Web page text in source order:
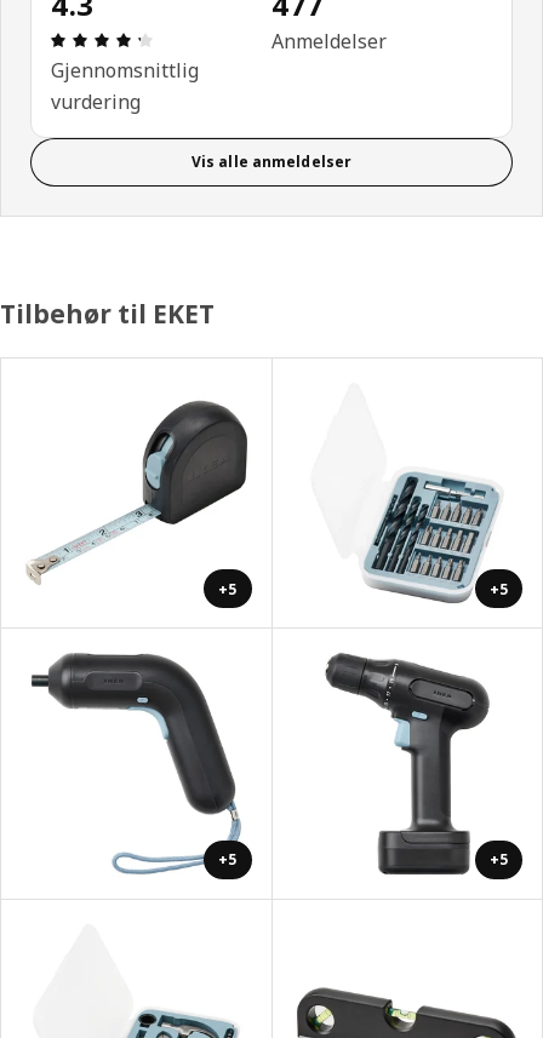
Produktomtale: 4.3 ingen kundevurdering 5
Gjennomsnittlig
vurdering
Anmeldelser
Vis alle anmeldelser
Tilbehør til EKET
+5 +5
+5 +5